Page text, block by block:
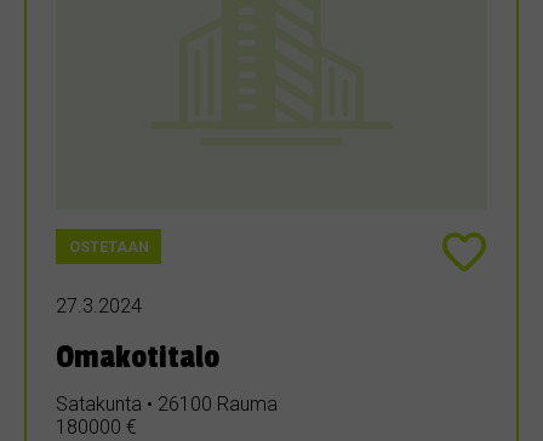
OSTETAAN
27.3.2024
Omakotitalo
Satakunta • 26100 Rauma
180000 €